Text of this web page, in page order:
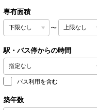
専有面積
〜
駅・バス停からの時間
バス利用を含む
築年数